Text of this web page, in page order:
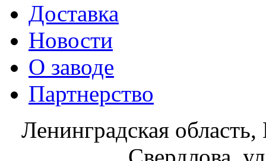
Доставка
Новости
О заводе
Партнерство
Ленинградская